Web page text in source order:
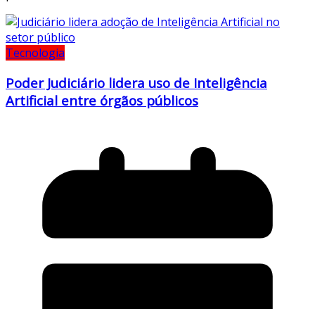
Tecnologia
Poder Judiciário lidera uso de Inteligência
Artificial entre órgãos públicos